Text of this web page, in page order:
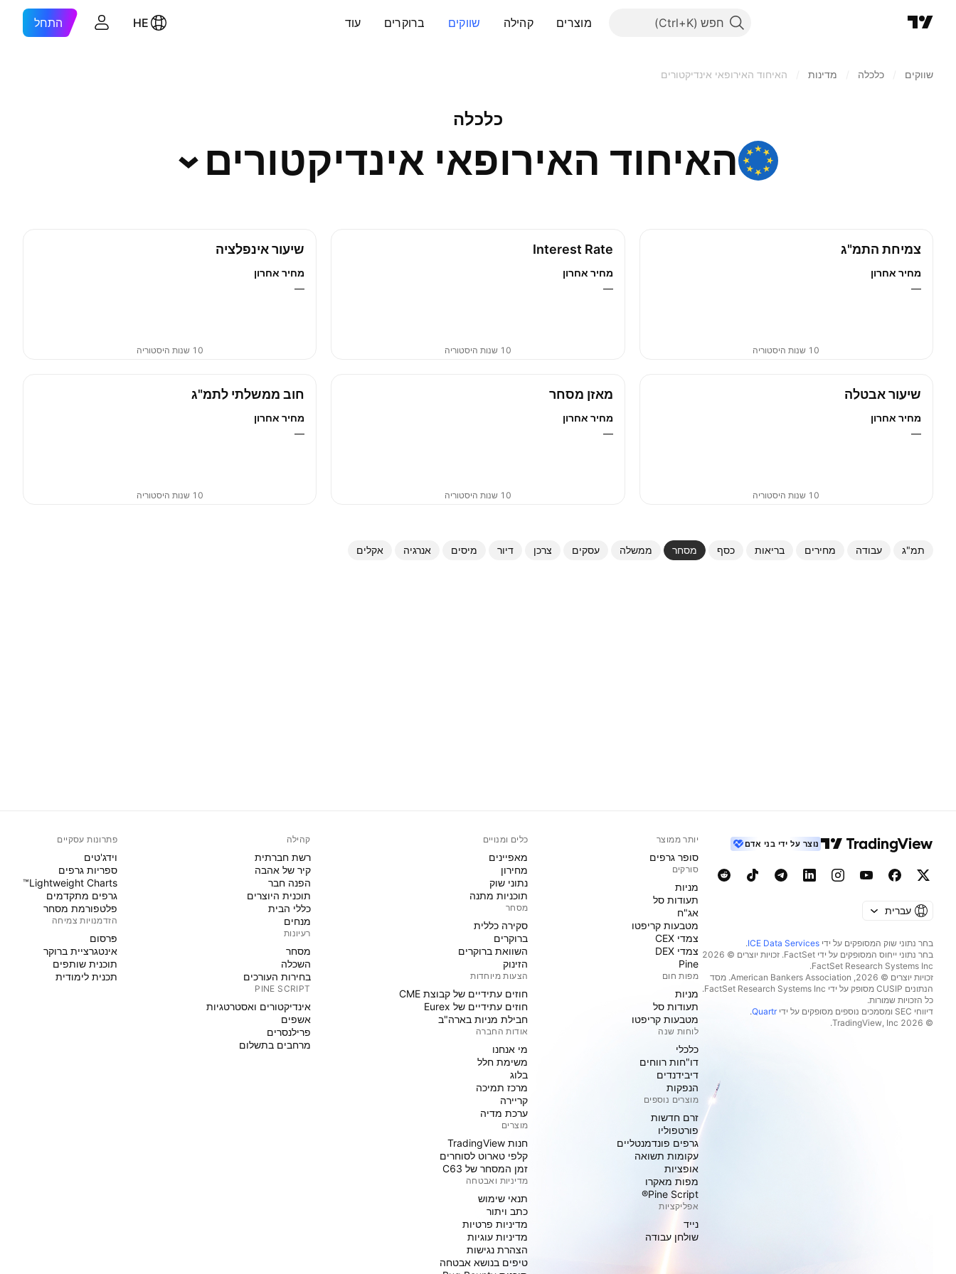
חפש מוצרים קהילה שווקים ברוקרים עוד HE התחל
שווקים כלכלה מדינות האיחוד האירופאי אינדיקטורים
כלכלה
האיחוד האירופאי אינדיקטורים
צמיחת התמ"ג
מחיר אחרון
—
10 שנות היסטוריה
Interest Rate
מחיר אחרון
—
10 שנות היסטוריה
שיעור אינפלציה
מחיר אחרון
—
10 שנות היסטוריה
שיעור אבטלה
מחיר אחרון
—
10 שנות היסטוריה
מאזן מסחר
מחיר אחרון
—
10 שנות היסטוריה
חוב ממשלתי לתמ"ג
מחיר אחרון
—
10 שנות היסטוריה
תמ"ג עבודה מחירים בריאות כסף מסחר ממשלה עסקים צרכן דיור מיסים אנרגיה אקלים
נוצר על ידי בני אדם
עברית
בחר נתוני שוק המסופקים על ידי ICE Data Services
.
בחר נתוני ייחוס המסופקים על ידי FactSet. זכויות יוצרים © 2026
זכויות יוצרים © 2026, ‏American Bankers Association. מסד
הנתונים CUSIP מסופק על ידי FactSet Research Systems Inc.
כל הזכויות שמורות.
דיווחי SEC ומסמכים נוספים מסופקים על ידי
Quartr
.
© 2026 ‏TradingView, Inc.‏
יותר ממוצר
סופר גרפים
סורקים
מניות‏
תעודות סל
אג"ח
מטבעות קריפטו
צמדי CEX
צמדי DEX
Pine
מפות חום
מניות‏
תעודות סל
מטבעות קריפטו
לוחות שנה
כלכלי
דו"חות רווחים
דיבידנדים
הנפקות
מוצרים נוספים
זרם חדשות
פורטפוליו
גרפים פונדמנטליים
עקומות תשואה
אופציות
מפות מאקרו
Pine Script®
אפליקציות
נייד
שולחן עבודה
כלים ומנויים
מאפיינים
מחירון
נתוני שוק
תוכניות מתנה
מסחר
סקירה כללית
ברוקרים
השוואת ברוקרים
הזינוק
הצעות מיוחדות
חוזים עתידיים של קבוצת CME
חוזים עתידיים של Eurex
חבילת מניות בארה"ב
אודות החברה
מי אנחנו
משימת חלל
בלוג
מרכז תמיכה
קריירה
ערכת מדיה
מוצרים
חנות TradingView
קלפי טארוט לסוחרים
זמן המסחר של C63
מדיניות ואבטחה
תנאי שימוש
כתב ויתור
מדיניות פרטיות
מדיניות עוגיות
הצהרת נגישות
טיפים בנושא אבטחה
קהילה
רשת חברתית
קיר של אהבה
הפנה חבר
תוכנית היוצרים
כללי הבית
מנחים
רעיונות
מסחר
השכלה
בחירות העורכים
PINE SCRIPT
אינדיקטורים ואסטרטגיות
אשפים
פרילנסרים
מרחבים בתשלום
פתרונות עסקיים
וידג'טים
ספריות גרפים
Lightweight Charts™
גרפים מתקדמים
פלטפורמת מסחר
הזדמנויות צמיחה
פּרסום
אינטגרציית ברוקר
תוכנית שותפים
תכנית לימודית